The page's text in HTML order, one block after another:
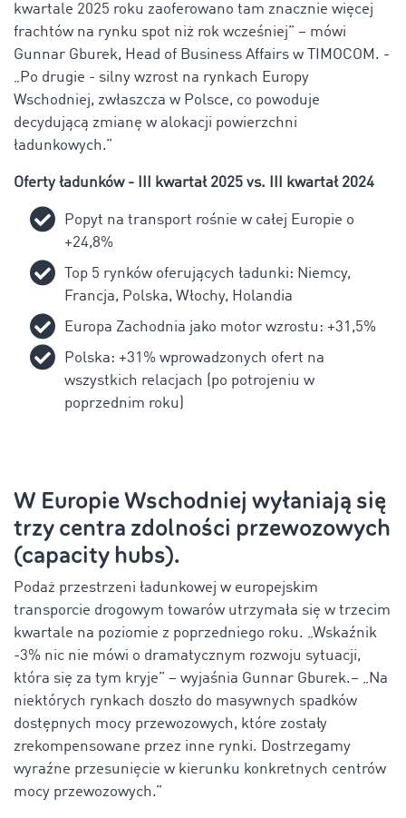
kwartale 2025 roku zaoferowano tam znacznie więcej
frachtów na rynku spot niż rok wcześniej” – mówi
Gunnar Gburek, Head of Business Affairs w TIMOCOM. -
„Po drugie - silny wzrost na rynkach Europy
Wschodniej, zwłaszcza w Polsce, co powoduje
decydującą zmianę w alokacji powierzchni
ładunkowych.”
Oferty ładunków - III kwartał 2025 vs. III kwartał 2024
Popyt na transport rośnie w całej Europie o
+24,8%
Top 5 rynków oferujących ładunki: Niemcy,
Francja, Polska, Włochy, Holandia
Europa Zachodnia jako motor wzrostu: +31,5%
Polska: +31% wprowadzonych ofert na
wszystkich relacjach (po potrojeniu w
poprzednim roku)
W Europie Wschodniej wyłaniają się
trzy centra zdolności przewozowych
(capacity hubs).
Podaż przestrzeni ładunkowej w europejskim
transporcie drogowym towarów utrzymała się w trzecim
kwartale na poziomie z poprzedniego roku. „Wskaźnik
-3% nic nie mówi o dramatycznym rozwoju sytuacji,
która się za tym kryje” – wyjaśnia Gunnar Gburek.– „Na
niektórych rynkach doszło do masywnych spadków
dostępnych mocy przewozowych, które zostały
zrekompensowane przez inne rynki. Dostrzegamy
wyraźne przesunięcie w kierunku konkretnych centrów
mocy przewozowych.”